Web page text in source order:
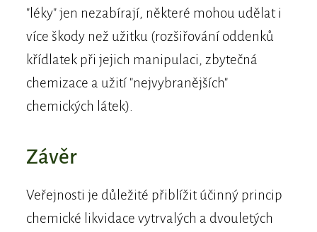
"léky" jen nezabírají, některé mohou udělat i
více škody než užitku (rozšiřování oddenků
křídlatek při jejich manipulaci, zbytečná
chemizace a užití "nejvybranějších"
chemických látek).
Závěr
Veřejnosti je důležité přiblížit účinný princip
chemické likvidace vytrvalých a dvouletých